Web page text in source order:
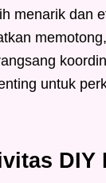
menarik dan
untuk
DIY